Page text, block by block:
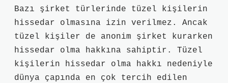
Bazı şirket türlerinde tüzel kişilerin
hissedar olmasına izin verilmez. Ancak
tüzel kişiler de anonim şirket kurarken
hissedar olma hakkına sahiptir. Tüzel
kişilerin hissedar olma hakkı nedeniyle
dünya çapında en çok tercih edilen